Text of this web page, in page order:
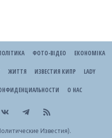
ФОТО-ВІДЕО ЕКОНОМІКА
ЖИТТЯ ИЗВЕСТИЯ КИПР LADY
О НАС
Известия).